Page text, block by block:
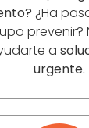
¿Ha
prevenir?
a
urgente.